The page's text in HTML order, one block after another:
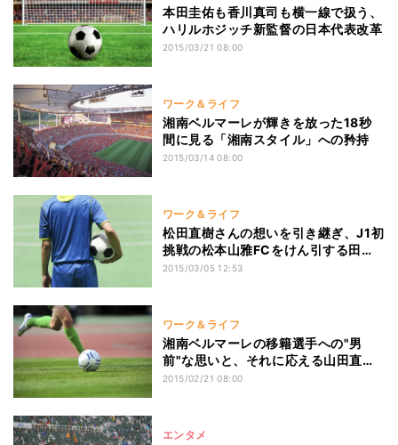
本田圭佑も香川真司も横一線で扱う、
ハリルホジッチ新監督の日本代表改革
2015/03/21 08:00
ワーク＆ライフ
湘南ベルマーレが輝きを放った18秒
間に見る「湘南スタイル」への矜持
2015/03/14 08:00
ワーク＆ライフ
松田直樹さんの想いを引き継ぎ、J1初
挑戦の松本山雅FCをけん引する田中
隼磨
2015/03/05 12:53
ワーク＆ライフ
湘南ベルマーレの移籍選手への"男
前"な思いと、それに応える山田直輝
の心
2015/02/21 08:00
エンタメ